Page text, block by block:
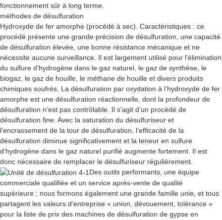
fonctionnement sûr à long terme.
méthodes de désulfuration
Hydroxyde de fer amorphe (procédé à sec). Caractéristiques : ce
procédé présente une grande précision de désulfuration, une capacité
de désulfuration élevée, une bonne résistance mécanique et ne
nécessite aucune surveillance. Il est largement utilisé pour l’élimination
du sulfure d’hydrogène dans le gaz naturel, le gaz de synthèse, le
biogaz, le gaz de houille, le méthane de houille et divers produits
chimiques soufrés. La désulfuration par oxydation à l’hydroxyde de fer
amorphe est une désulfuration réactionnelle, dont la profondeur de
désulfuration n’est pas contrôlable. Il s’agit d’un procédé de
désulfuration fine. Avec la saturation du désulfuriseur et
l’encrassement de la tour de désulfuration, l’efficacité de la
désulfuration diminue significativement et la teneur en sulfure
d’hydrogène dans le gaz naturel purifié augmente fortement. Il est
donc nécessaire de remplacer le désulfuriseur régulièrement.
Des outils performants, une équipe
commerciale qualifiée et un service après-vente de qualité
supérieure ; nous formons également une grande famille unie, et tous
partagent les valeurs d’entreprise « union, dévouement, tolérance »
pour la liste de prix des machines de désulfuration de gypse en